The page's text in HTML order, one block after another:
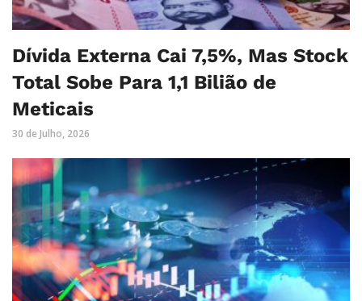
Dívida Externa Cai 7,5%, Mas Stock
Total Sobe Para 1,1 Bilião de
Meticais
30 de Julho, 2026